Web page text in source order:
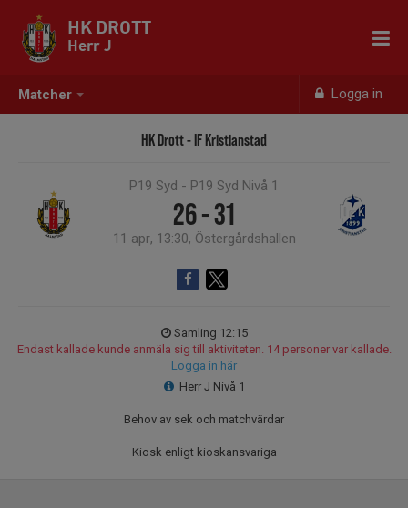
Matcher Logga in
HK DROTT
Herr J
HK Drott - IF Kristianstad
P19 Syd - P19 Syd Nivå 1
26 - 31
11 apr, 13:30, Östergårdshallen
Samling 12:15
Endast kallade kunde anmäla sig till aktiviteten. 14 personer var kallade.
Logga in här
Herr J Nivå 1
Behov av sek och matchvärdar
Kiosk enligt kioskansvariga